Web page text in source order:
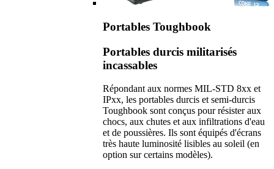
Portables Toughbook
Portables durcis militarisés
incassables
Répondant aux normes MIL-STD 8xx et
IPxx, les portables durcis et semi-durcis
Toughbook sont conçus pour résister aux
chocs, aux chutes et aux infiltrations d'eau
et de poussières. Ils sont équipés d'écrans
très haute luminosité lisibles au soleil (en
option sur certains modèles).